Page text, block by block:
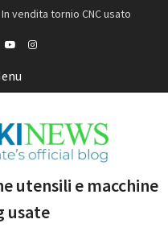
In vendita tornio CNC usato
[VENDUTO]
usati recenti con controllo
Doosan Puma 2600 LY: il tornio
CNC ideale per aumentare
produttività e marginalità
Youtube
utensili e macchine
usate